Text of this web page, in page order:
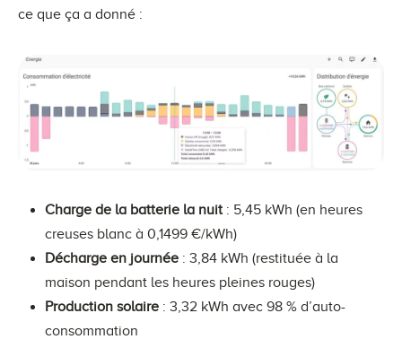
ce que ça a donné :
Charge de la batterie la nuit : 5,45 kWh (en heures
creuses blanc à 0,1499 €/kWh)
Décharge en journée : 3,84 kWh (restituée à la
maison pendant les heures pleines rouges)
Production solaire : 3,32 kWh avec 98 % d’auto-
consommation